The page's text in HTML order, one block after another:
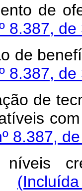
8.387,
de
8.387,
de
8.387,